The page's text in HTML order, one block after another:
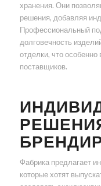
хранения. Они
решения, добавляя
Профессиональный
долговечность
отделки, что
поставщиков.
Фабрика предлагает
которые хотят